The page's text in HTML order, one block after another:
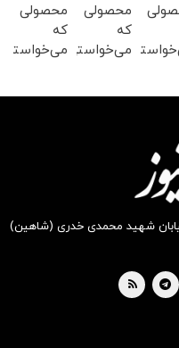
محصولی
که
می‌خواستی
محصولی
که
می‌خواستی
شهید محمدی خدری (شاهین)